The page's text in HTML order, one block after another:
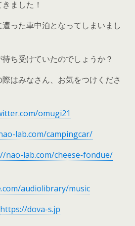
ました！
った車中泊となってしまいまし
ち受けていたのでしょうか？
はみなさん、お気をつけくださ
omugi21
lab.com/campingcar/
nao-lab.com/cheese-fondue/
audiolibrary/music
https://dova-s.jp